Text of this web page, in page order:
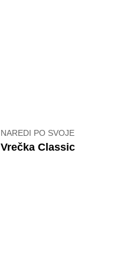
NAREDI PO SVOJE
Vrečka Classic